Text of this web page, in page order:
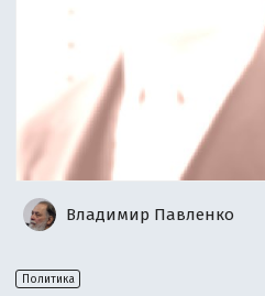
Владимир Павленко
Политика